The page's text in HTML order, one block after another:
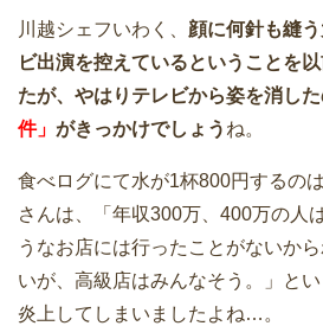
川越シェフいわく、 顔に何針も縫
ビ出演を控えているということを
たが、やはりテレビから姿を消し
件」 がきっかけでしょう ね。
食べログにて水が1杯800円するの
さんは、「年収300万、400万の人
うなお店には行ったことがないか
いが、高級店はみんなそう。」と
炎上してしまいましたよね…。